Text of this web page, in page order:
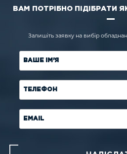
ВАМ ПОТРІБНО ПІДІБРАТИ
Залишіть заявку на вибір
ВАШЕ ІМ'Я
ТЕЛЕФОН
EMAIL